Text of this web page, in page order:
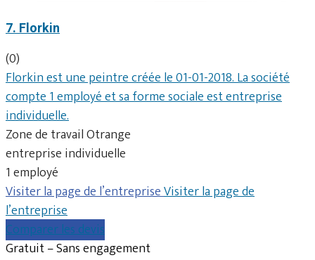
7. Florkin
(0)
Florkin est une peintre créée le 01-01-2018. La société
compte 1 employé et sa forme sociale est entreprise
individuelle.
Zone de travail Otrange
entreprise individuelle
1 employé
Visiter la page de l’entrepriseVisiter la page de
l’entreprise
Comparer les devis
Gratuit – Sans engagement